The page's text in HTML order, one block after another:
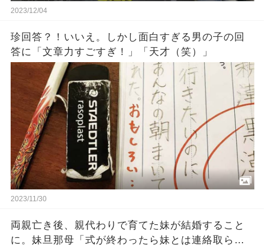
2023/12/04
珍回答？！いいえ。しかし面白すぎる男の子の回
答に「文章力すごすぎ！」「天才（笑）」
2023/11/30
両親亡き後、親代わりで育てた妹が結婚すること
に。妹旦那母「式が終わったら妹とは連絡取らな